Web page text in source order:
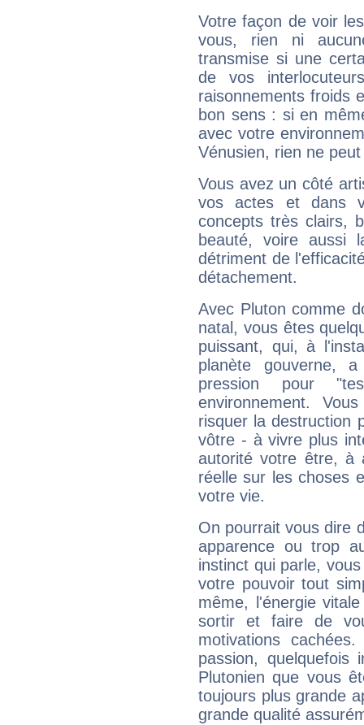
Votre façon de voir
vous, rien ni
transmise si une
de vos
raisonnements froids
bon sens : si en
avec votre
Vénusien, rien ne
Vous avez un côté
vos actes et dans
concepts très clairs,
beauté, voire aussi
détriment de
détachement.
Avec Pluton comme
natal, vous êtes
puissant, qui, à
planète gouverne,
pression pour
environnement.
risquer la destruction
vôtre - à vivre plus
autorité votre être, à
réelle sur les choses
votre vie.
On pourrait vous dire
apparence ou trop
instinct qui parle,
votre pouvoir tout
même, l'énergie
sortir et faire de
motivations
passion, quelquefois
Plutonien que vous
toujours plus grande
grande qualité